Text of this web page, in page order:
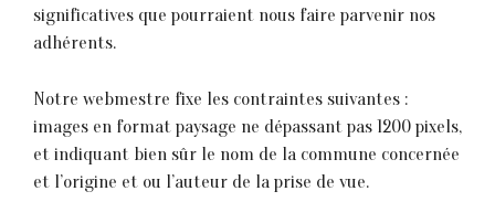
significatives que pourraient nous faire parvenir nos
adhérents.
Notre webmestre fixe les contraintes suivantes :
images en format paysage ne dépassant pas 1200 pixels,
et indiquant bien sûr le nom de la commune concernée
et l’origine et ou l’auteur de la prise de vue.